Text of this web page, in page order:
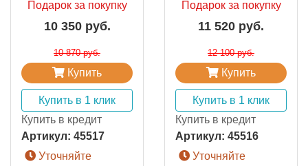
Подарок за покупку
10 350 руб.
10 870 руб.
Купить
Купить в 1 клик
Купить в кредит
Артикул: 45517
Уточняйте
Подарок за покупку
11 520 руб.
12 100 руб.
Купить
Купить в 1 клик
Купить в кредит
Артикул: 45516
Уточняйте